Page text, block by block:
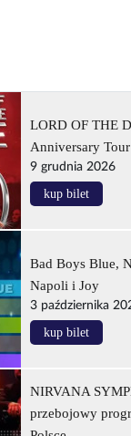
LORD OF THE
Anniversary Tour
9 grudnia 2026
kup bilet
Bad Boys Blue,
Napoli i Joy
3 października
kup bilet
NIRVANA
przebojowy